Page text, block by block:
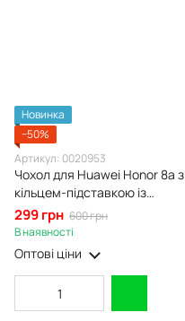
Новинка
−50%
Артикул: 0020953
Чохол для Huawei Honor 8a з
кільцем-підставкою із
золотою окантовкою на
хуавей хонор 8a синій gs1
299 грн 600 грн
В наявності
Оптові ціни